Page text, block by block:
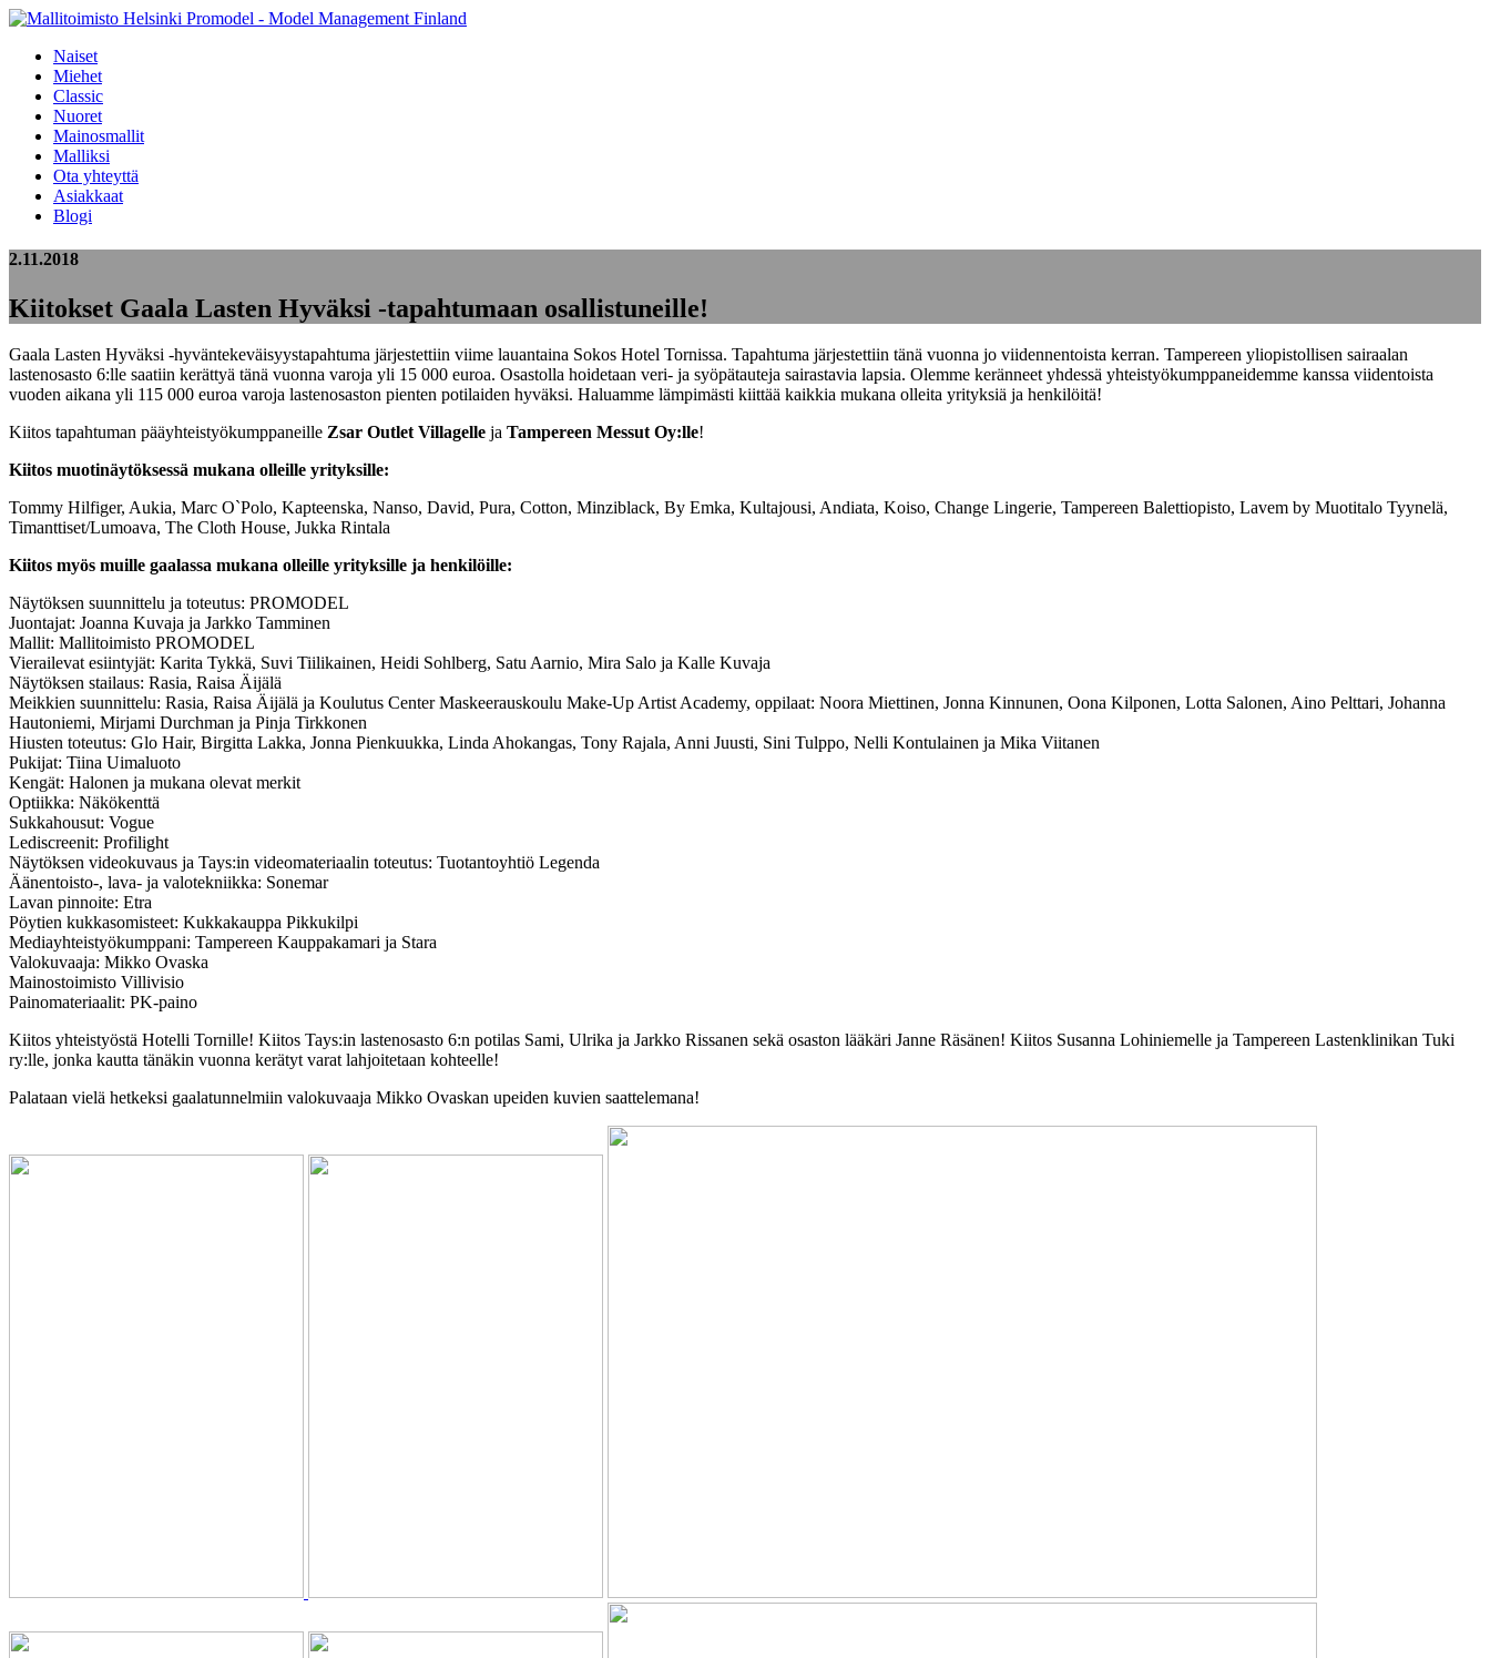
Naiset
Miehet
Classic
Nuoret
Mainosmallit
Malliksi
Ota yhteyttä
Asiakkaat
Blogi
2.11.2018
Kiitokset Gaala Lasten Hyväksi -tapahtumaan osallistuneille!
Gaala Lasten Hyväksi -hyväntekeväisyystapahtuma järjestettiin viime lauantaina Sokos Hotel Tornissa. Tapahtuma järjestettiin tänä vuonna jo viidennentoista kerran. Tampereen yliopistollisen sairaalan
lastenosasto 6:lle saatiin kerättyä tänä vuonna varoja yli 15 000 euroa. Osastolla hoidetaan veri- ja syöpätauteja sairastavia lapsia. Olemme keränneet yhdessä yhteistyökumppaneidemme kanssa viidentoista
vuoden aikana yli 115 000 euroa varoja lastenosaston pienten potilaiden hyväksi. Haluamme lämpimästi kiittää kaikkia mukana olleita yrityksiä ja henkilöitä!
Kiitos tapahtuman pääyhteistyökumppaneille Zsar Outlet Villagelle ja Tampereen Messut Oy:lle!
Kiitos muotinäytöksessä mukana olleille yrityksille:
Tommy Hilfiger, Aukia, Marc O`Polo, Kapteenska, Nanso, David, Pura, Cotton, Minziblack, By Emka, Kultajousi, Andiata, Koiso, Change Lingerie, Tampereen Balettiopisto, Lavem by Muotitalo Tyynelä,
Timanttiset/Lumoava, The Cloth House, Jukka Rintala
Kiitos myös muille gaalassa mukana olleille yrityksille ja henkilöille:
Näytöksen suunnittelu ja toteutus: PROMODEL
Juontajat: Joanna Kuvaja ja Jarkko Tamminen
Mallit: Mallitoimisto PROMODEL
Vierailevat esiintyjät: Karita Tykkä, Suvi Tiilikainen, Heidi Sohlberg, Satu Aarnio, Mira Salo ja Kalle Kuvaja
Näytöksen stailaus: Rasia, Raisa Äijälä
Meikkien suunnittelu: Rasia, Raisa Äijälä ja Koulutus Center Maskeerauskoulu Make-Up Artist Academy, oppilaat: Noora Miettinen, Jonna Kinnunen, Oona Kilponen, Lotta Salonen, Aino Pelttari, Johanna
Hautoniemi, Mirjami Durchman ja Pinja Tirkkonen
Hiusten toteutus: Glo Hair, Birgitta Lakka, Jonna Pienkuukka, Linda Ahokangas, Tony Rajala, Anni Juusti, Sini Tulppo, Nelli Kontulainen ja Mika Viitanen
Pukijat: Tiina Uimaluoto
Kengät: Halonen ja mukana olevat merkit
Optiikka: Näkökenttä
Sukkahousut: Vogue
Lediscreenit: Profilight
Näytöksen videokuvaus ja Tays:in videomateriaalin toteutus: Tuotantoyhtiö Legenda
Äänentoisto-, lava- ja valotekniikka: Sonemar
Lavan pinnoite: Etra
Pöytien kukkasomisteet: Kukkakauppa Pikkukilpi
Mediayhteistyökumppani: Tampereen Kauppakamari ja Stara
Valokuvaaja: Mikko Ovaska
Mainostoimisto Villivisio
Painomateriaalit: PK-paino
Kiitos yhteistyöstä Hotelli Tornille! Kiitos Tays:in lastenosasto 6:n potilas Sami, Ulrika ja Jarkko Rissanen sekä osaston lääkäri Janne Räsänen! Kiitos Susanna Lohiniemelle ja Tampereen Lastenklinikan Tuki
ry:lle, jonka kautta tänäkin vuonna kerätyt varat lahjoitetaan kohteelle!
Palataan vielä hetkeksi gaalatunnelmiin valokuvaaja Mikko Ovaskan upeiden kuvien saattelemana!